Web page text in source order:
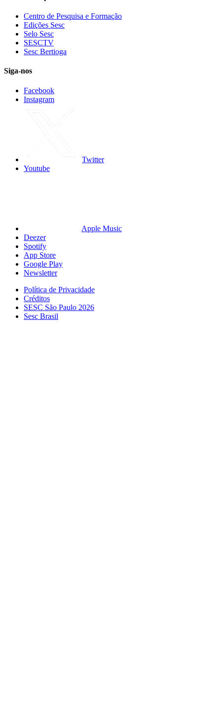
Centro de Pesquisa e Formação
Edições Sesc
Selo Sesc
SESCTV
Sesc Bertioga
Siga-nos
Facebook
Instagram
Twitter
Youtube
Apple Music
Deezer
Spotify
App Store
Google Play
Newsletter
Política de Privacidade
Créditos
SESC São Paulo 2026
Sesc Brasil